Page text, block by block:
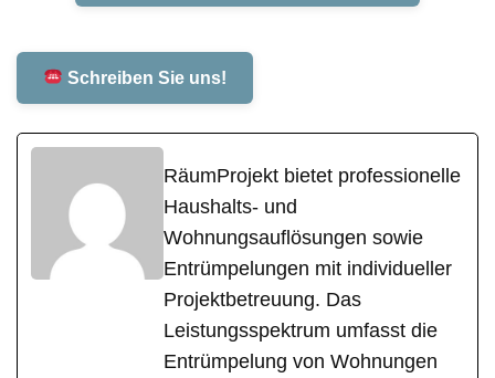
Schreiben Sie uns!
RäumProjekt bietet professionelle
Haushalts- und
Wohnungsauflösungen sowie
Entrümpelungen mit individueller
Projektbetreuung. Das
Leistungsspektrum umfasst die
Entrümpelung von Wohnungen